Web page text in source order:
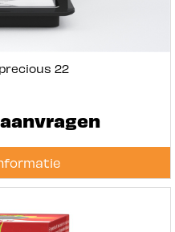
22